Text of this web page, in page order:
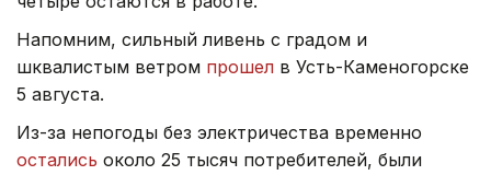
Напомним, сильный ливень с градом и
шквалистым ветром прошел в Усть-Каменогорске
5 августа.
Из-за непогоды без электричества временно
остались около 25 тысяч потребителей, были